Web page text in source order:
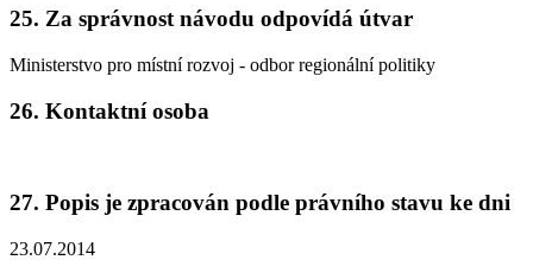
25. Za správnost návodu odpovídá útvar
Ministerstvo pro místní rozvoj - odbor regionální politiky
26. Kontaktní osoba
27. Popis je zpracován podle právního stavu ke dni
23.07.2014